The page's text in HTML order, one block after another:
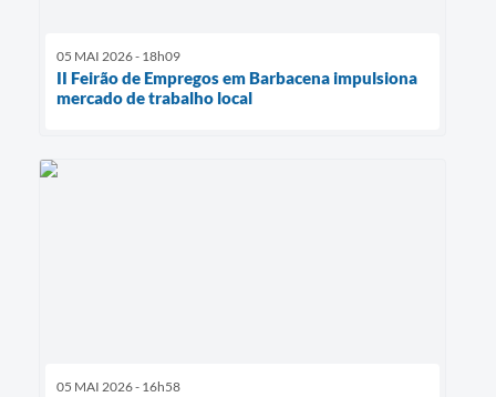
05 MAI 2026 - 18h09
II Feirão de Empregos em Barbacena impulsiona
mercado de trabalho local
05 MAI 2026 - 16h58